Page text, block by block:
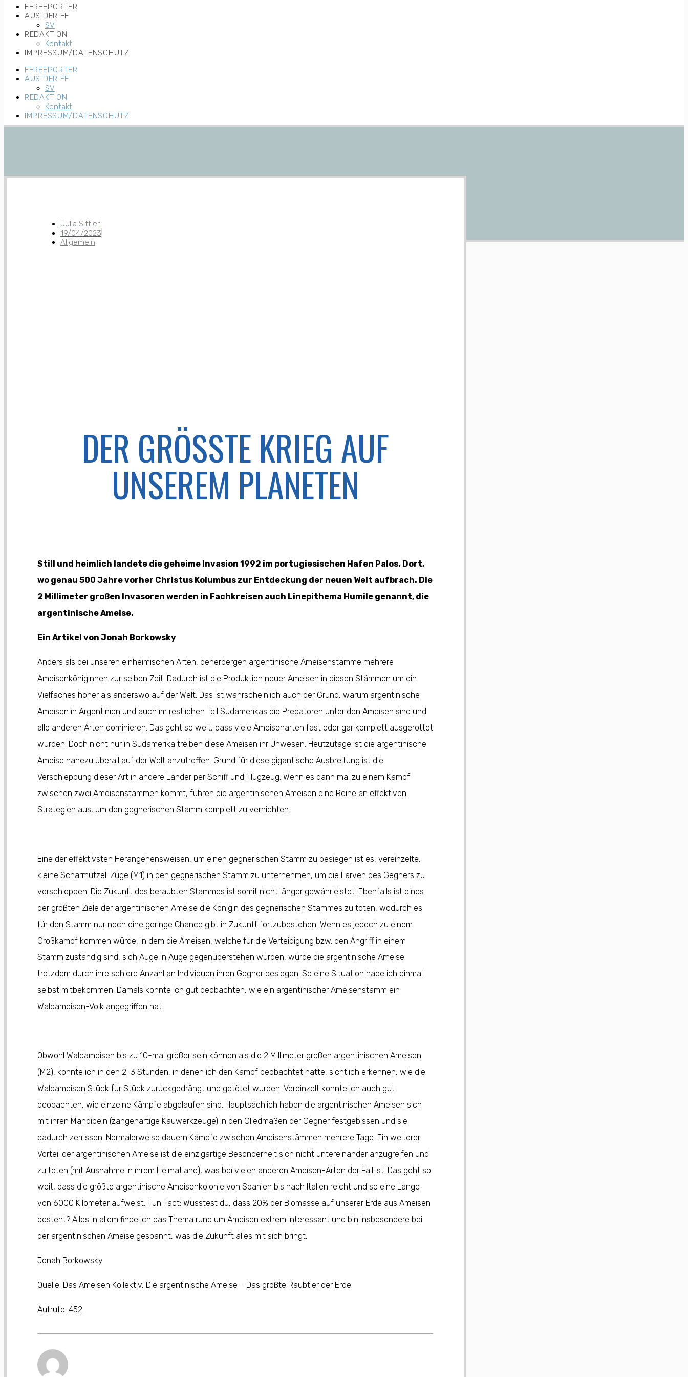
FFREEPORTER
AUS DER FF
SV
REDAKTION
Kontakt
IMPRESSUM/DATENSCHUTZ
FFREEPORTER
AUS DER FF
SV
REDAKTION
Kontakt
IMPRESSUM/DATENSCHUTZ
Julia Sittler
19/04/2023
Allgemein
DER GRÖSSTE KRIEG AUF U
NSEREM PLANETEN
Still und heimlich landete die geheime Invasion 1992 im portugiesischen Hafen Palos. Dort,
wo genau 500 Jahre vorher Christus Kolumbus zur Entdeckung der neuen Welt aufbrach. Die
2 Millimeter großen Invasoren werden in Fachkreisen auch Linepithema Humile genannt, die
argentinische Ameise.
Ein Artikel von Jonah Borkowsky
Anders als bei unseren einheimischen Arten, beherbergen argentinische Ameisenstämme mehrere
Ameisenköniginnen zur selben Zeit. Dadurch ist die Produktion neuer Ameisen in diesen Stämmen um ein
Vielfaches höher als anderswo auf der Welt. Das ist wahrscheinlich auch der Grund, warum argentinische
Ameisen in Argentinien und auch im restlichen Teil Südamerikas die Predatoren unter den Ameisen sind und
alle anderen Arten dominieren. Das geht so weit, dass viele Ameisenarten fast oder gar komplett ausgerottet
wurden. Doch nicht nur in Südamerika treiben diese Ameisen ihr Unwesen. Heutzutage ist die argentinische
Ameise nahezu überall auf der Welt anzutreffen. Grund für diese gigantische Ausbreitung ist die
Verschleppung dieser Art in andere Länder per Schiff und Flugzeug. Wenn es dann mal zu einem Kampf
zwischen zwei Ameisenstämmen kommt, führen die argentinischen Ameisen eine Reihe an effektiven
Strategien aus, um den gegnerischen Stamm komplett zu vernichten.
Eine der effektivsten Herangehensweisen, um einen gegnerischen Stamm zu besiegen ist es, vereinzelte,
kleine Scharmützel-Züge (M1) in den gegnerischen Stamm zu unternehmen, um die Larven des Gegners zu
verschleppen. Die Zukunft des beraubten Stammes ist somit nicht länger gewährleistet. Ebenfalls ist eines
der größten Ziele der argentinischen Ameise die Königin des gegnerischen Stammes zu töten, wodurch es
für den Stamm nur noch eine geringe Chance gibt in Zukunft fortzubestehen. Wenn es jedoch zu einem
Großkampf kommen würde, in dem die Ameisen, welche für die Verteidigung bzw. den Angriff in einem
Stamm zuständig sind, sich Auge in Auge gegenüberstehen würden, würde die argentinische Ameise
trotzdem durch ihre schiere Anzahl an Individuen ihren Gegner besiegen. So eine Situation habe ich einmal
selbst mitbekommen. Damals konnte ich gut beobachten, wie ein argentinischer Ameisenstamm ein
Waldameisen-Volk angegriffen hat.
Obwohl Waldameisen bis zu 10-mal größer sein können als die 2 Millimeter großen argentinischen Ameisen
(M2), konnte ich in den 2-3 Stunden, in denen ich den Kampf beobachtet hatte, sichtlich erkennen, wie die
Waldameisen Stück für Stück zurückgedrängt und getötet wurden. Vereinzelt konnte ich auch gut
beobachten, wie einzelne Kämpfe abgelaufen sind. Hauptsächlich haben die argentinischen Ameisen sich
mit ihren Mandibeln (zangenartige Kauwerkzeuge) in den Gliedmaßen der Gegner festgebissen und sie
dadurch zerrissen. Normalerweise dauern Kämpfe zwischen Ameisenstämmen mehrere Tage. Ein weiterer
Vorteil der argentinischen Ameise ist die einzigartige Besonderheit sich nicht untereinander anzugreifen und
zu töten (mit Ausnahme in ihrem Heimatland), was bei vielen anderen Ameisen-Arten der Fall ist. Das geht so
weit, dass die größte argentinische Ameisenkolonie von Spanien bis nach Italien reicht und so eine Länge
von 6000 Kilometer aufweist. Fun Fact: Wusstest du, dass 20% der Biomasse auf unserer Erde aus Ameisen
besteht? Alles in allem finde ich das Thema rund um Ameisen extrem interessant und bin insbesondere bei
der argentinischen Ameise gespannt, was die Zukunft alles mit sich bringt.
Jonah Borkowsky
Quelle: Das Ameisen Kollektiv, Die argentinische Ameise – Das größte Raubtier der Erde
Aufrufe: 452